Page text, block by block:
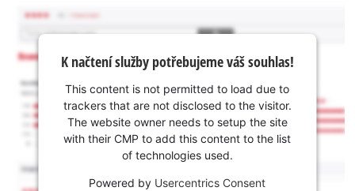
K načtení služby potřebujeme váš souhlas!
This content is not permitted to load due to
trackers that are not disclosed to the visitor.
The website owner needs to setup the site
with their CMP to add this content to the list
of technologies used.
Powered by Usercentrics Consent